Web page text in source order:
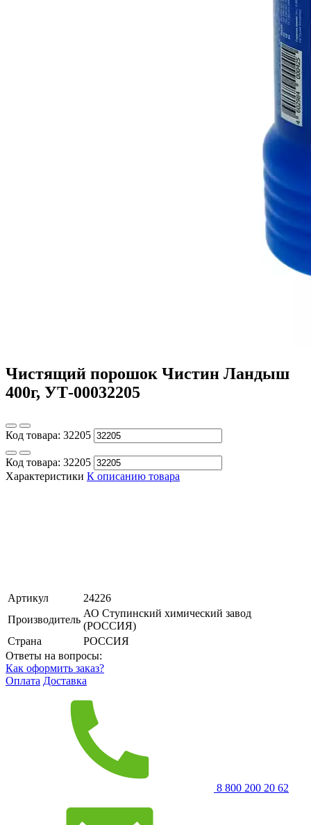
Чистящий порошок Чистин Ландыш
400г, УТ-00032205
Код товара: 32205
Код товара: 32205
Характеристики К описанию товара
Артикул
24226
Производитель
АО Ступинский химический завод
(РОССИЯ)
Страна
РОССИЯ
Ответы на вопросы:
Как оформить заказ?
Оплата Доставка
8 800 200 20 62